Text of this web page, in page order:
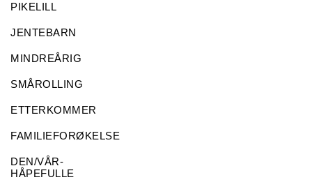
PIKELILL
JENTEBARN
MINDREÅRIG
SMÅROLLING
ETTERKOMMER
FAMILIEFORØKELSE
DEN/VÅR-
HÅPEFULLE